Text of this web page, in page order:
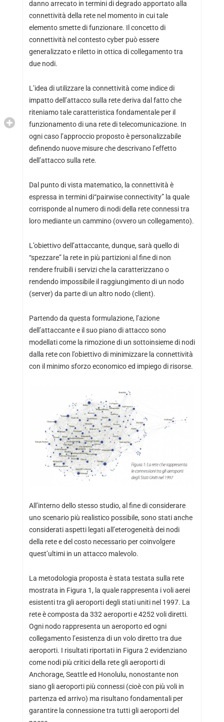
danno arrecato in termini di degrado apportato alla
connettività della rete nel momento in cui tale
elemento smette di funzionare. Il concetto di
connettività nel contesto cyber può essere
generalizzato e riletto in ottica di collegamento tra
due nodi.
L’idea di utilizzare la connettività come indice di
impatto dell’attacco sulla rete deriva dal fatto che
riteniamo tale caratteristica fondamentale per il
funzionamento di una rete di telecomunicazione. In
ogni caso l’approccio proposto è personalizzabile
definendo nuove misure che descrivano l’effetto
dell’attacco sulla rete.
Dal punto di vista matematico, la connettività è
espressa in termini di“pairwise connectivity” la quale
corrisponde al numero di nodi della rete connessi tra
loro mediante un cammino (ovvero un collegamento).
L’obiettivo dell’attaccante, dunque, sarà quello di
“spezzare” la rete in più partizioni al fine di non
rendere fruibili i servizi che la caratterizzano o
rendendo impossibile il raggiungimento di un nodo
(server) da parte di un altro nodo (client).
Partendo da questa formulazione, l’azione
dell’attaccante e il suo piano di attacco sono
modellati come la rimozione di un sottoinsieme di nodi
dalla rete con l’obiettivo di minimizzare la connettività
con il minimo sforzo economico ed impiego di risorse.
All’interno dello stesso studio, al fine di considerare
uno scenario più realistico possibile, sono stati anche
considerati aspetti legati all’eterogeneità dei nodi
della rete e del costo necessario per coinvolgere
quest’ultimi in un attacco malevolo.
La metodologia proposta è stata testata sulla rete
mostrata in Figura 1, la quale rappresenta i voli aerei
esistenti tra gli aeroporti degli stati uniti nel 1997. La
rete è composta da 332 aeroporti e 4252 voli diretti.
Ogni nodo rappresenta un aeroporto ed ogni
collegamento l’esistenza di un volo diretto tra due
aeroporti. I risultati riportati in Figura 2 evidenziano
come nodi più critici della rete gli aeroporti di
Anchorage, Seattle ed Honolulu, nonostante non
siano gli aeroporti più connessi (cioè con più voli in
partenza ed arrivo) ma risultano fondamentali per
garantire la connessione tra tutti gli aeroporti del